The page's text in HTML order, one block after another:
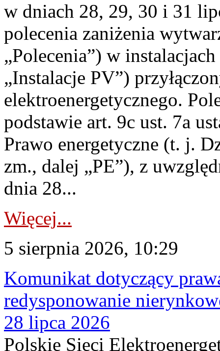
w dniach 28, 29, 30 i 31
polecenia zaniżenia
„Polecenia”) w
„Instalacje PV”)
elektroenergetycznego.
podstawie art. 9c ust. 7a
Prawo energetyczne (t. j.
zm., dalej „PE”), z
dnia 28...
Więcej...
5 sierpnia 2026, 10:29
Komunikat dotyczący
redysponowanie
28 lipca 2026
Polskie Sieci